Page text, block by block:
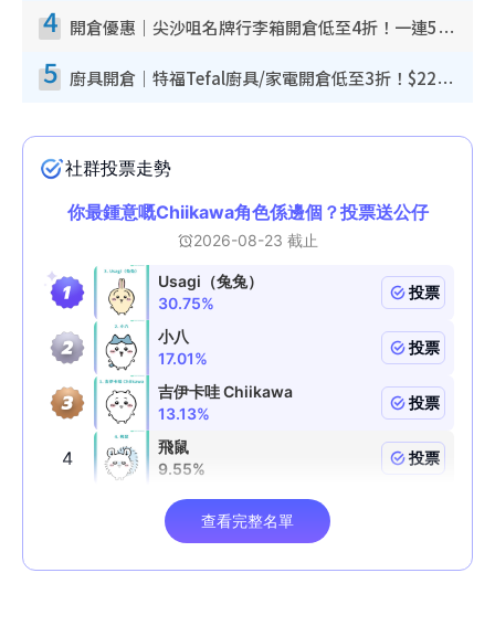
4 開倉優惠｜尖沙咀名牌行李箱開倉低至4折！一連5日 American Tourister/ace./Hallmark $200起！
5 廚具開倉｜特福Tefal廚具/家電開倉低至3折！$220起買平底鍋/炒鑊/湯煲！電飯煲/吸塵機/燙斗$418起